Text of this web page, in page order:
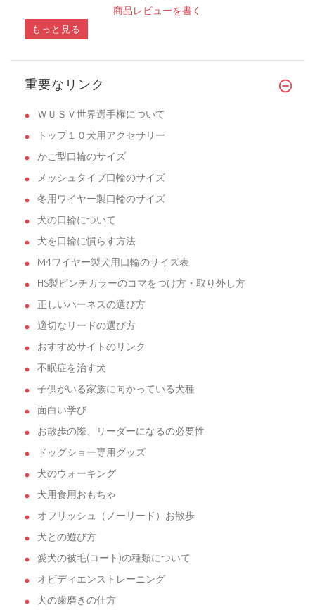
商品レビューを書く
もっと見る
重要なリンク
ＷＵＳＶ世界選手権について
トップ１０犬用アクセサリー
かご型口輪のサイズ
メッシュタイプ口輪のサイズ
冬用ワイヤー製口輪のサイズ
犬の口輪について
犬を口輪に慣らす方法
M4ワイヤー製犬用口輪のサイズ表
HS製ピンチカラーのコマをつけ方・取り外し方
正しいハーネスの選び方
適切なリードの選び方
おすすめサイトのリンク
不眠症を治す犬
子供がいる家族に向かっている犬種
面白い学び
お散歩の際、リーダーになるの必要性
ドッグショー専用グッズ
犬のウォーキング
犬用食用おもちゃ
オフリッシュ（ノーリード）お散歩
犬との遊び方
愛犬の被毛(コート)の種類について
オビディエンストレーニング
犬の歯磨きの仕方